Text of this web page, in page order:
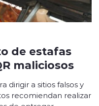
de estafas
maliciosos
dirigir a sitios falsos y
recomiendan realizar